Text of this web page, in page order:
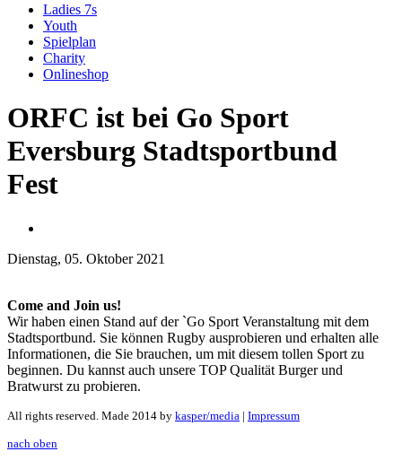
Ladies 7s
Youth
Spielplan
Charity
Onlineshop
ORFC ist bei Go Sport
Eversburg Stadtsportbund
Fest
Dienstag, 05. Oktober 2021
Come and Join us!
Wir haben einen Stand auf der `Go Sport Veranstaltung mit dem
Stadtsportbund. Sie können Rugby ausprobieren und erhalten alle
Informationen, die Sie brauchen, um mit diesem tollen Sport zu
beginnen. Du kannst auch unsere TOP Qualität Burger und
Bratwurst zu probieren.
All rights reserved. Made 2014 by kasper/media | Impressum
nach oben